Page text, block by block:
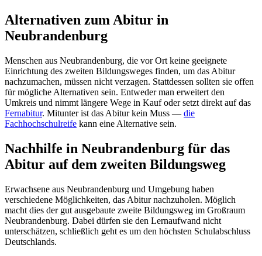
Alternativen zum Abitur in
Neubrandenburg
Menschen aus Neubrandenburg, die vor Ort keine geeignete
Einrichtung des zweiten Bildungsweges finden, um das Abitur
nachzumachen, müssen nicht verzagen. Stattdessen sollten sie offen
für mögliche Alternativen sein. Entweder man erweitert den
Umkreis und nimmt längere Wege in Kauf oder setzt direkt auf das
Fernabitur. Mitunter ist das Abitur kein Muss — die
Fachhochschulreife kann eine Alternative sein.
Nachhilfe in Neubrandenburg für das
Abitur auf dem zweiten Bildungsweg
Erwachsene aus Neubrandenburg und Umgebung haben
verschiedene Möglichkeiten, das Abitur nachzuholen. Möglich
macht dies der gut ausgebaute zweite Bildungsweg im Großraum
Neubrandenburg. Dabei dürfen sie den Lernaufwand nicht
unterschätzen, schließlich geht es um den höchsten Schulabschluss
Deutschlands.